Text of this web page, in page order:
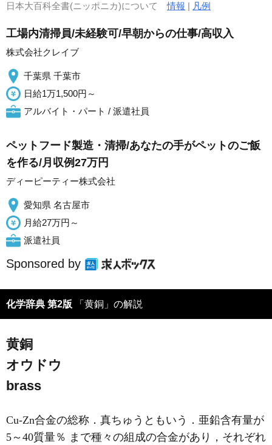
日本大百科全書(ニッポニカ)について情報 | 凡例
工場内清掃員/未経験可/早朝からの仕事/高収入
株式会社クレイブ
千葉県 千葉市
日給1万1,500円～
アルバイト・パート / 派遣社員
ペットフード製造・清掃/あなたの手がペットのご飯
を作る/月収例27万円
ディーピーティー株式会社
愛知県 名古屋市
月給27万円～
派遣社員
Sponsored by
化学辞典 第2版 「黄銅」の解説
黄銅
オウドウ
brass
Cu-Zn合金の総称．真ちゅうともいう．亜鉛含有量が
5～40質量％ まで種々の組成の合金があり，それぞれ